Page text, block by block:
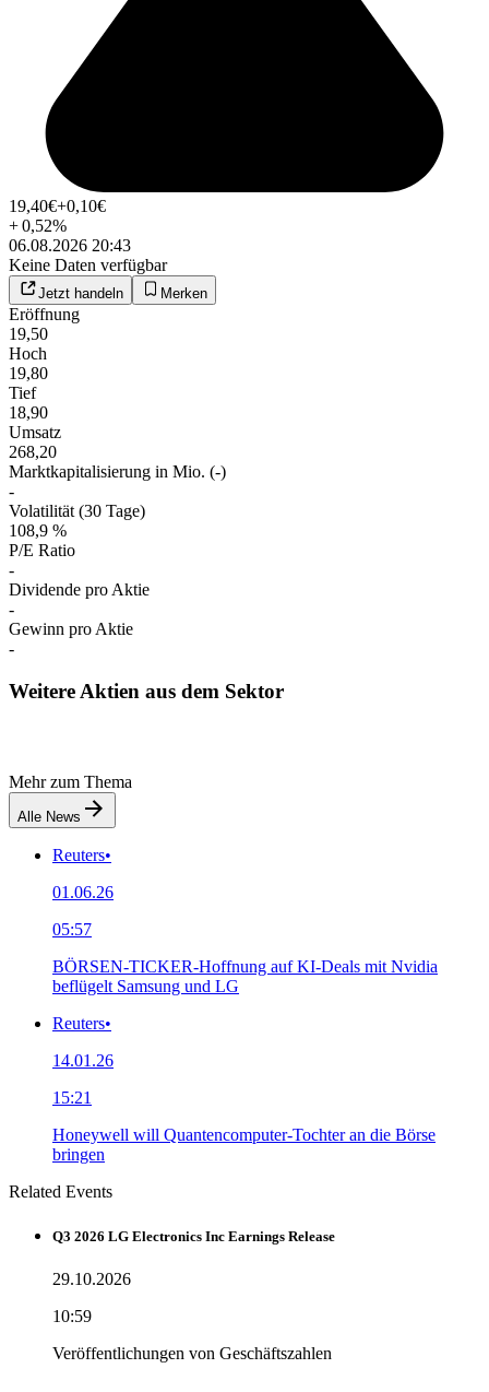
19,40€+0,10€
+0,52%
06.08.2026 20:43
Keine Daten verfügbar
Jetzt handeln Merken
Eröffnung
19,50
Hoch
19,80
Tief
18,90
Umsatz
268,20
Marktkapitalisierung in Mio. (-)
-
Volatilität (30 Tage)
108,9 %
P/E Ratio
-
Dividende pro Aktie
-
Gewinn pro Aktie
-
Weitere Aktien aus dem Sektor
Mehr zum Thema
Alle News
Reuters•
01.06.26
05:57
BÖRSEN-TICKER-Hoffnung auf KI-Deals mit Nvidia
beflügelt Samsung und LG
Reuters•
14.01.26
15:21
Honeywell will Quantencomputer-Tochter an die Börse
bringen
Related Events
Q3 2026 LG Electronics Inc Earnings Release
29.10.2026
10:59
Veröffentlichungen von Geschäftszahlen